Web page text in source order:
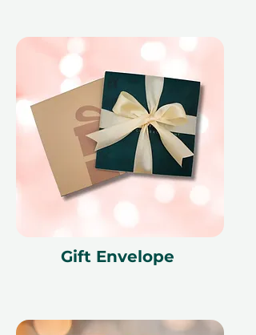
Gift Envelope